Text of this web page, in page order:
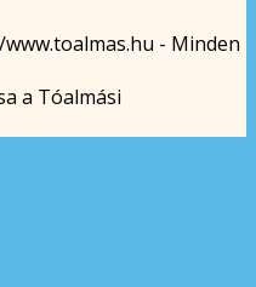
- Minden
a Tóalmási